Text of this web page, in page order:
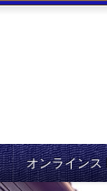
オンラインス